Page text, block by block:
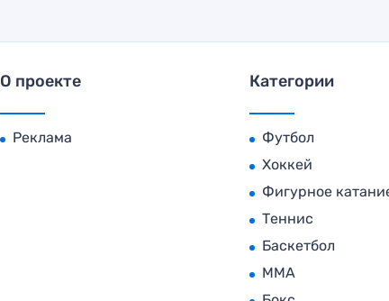
О проекте
Реклама
Категории
Футбол
Хоккей
Фигурное
Теннис
Баскетбол
MMA